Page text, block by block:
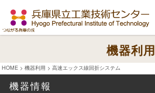
機器利用
HOME > 機器利用 > 高速エックス線回折システム
機器情報